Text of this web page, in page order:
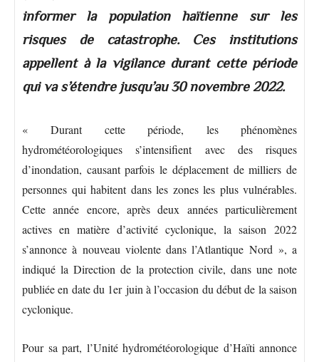
informer la population haïtienne sur les
risques de catastrophe. Ces institutions
appellent à la vigilance durant cette période
qui va s’étendre jusqu’au 30 novembre 2022.
« Durant cette période, les phénomènes
hydrométéorologiques s’intensifient avec des risques
d’inondation, causant parfois le déplacement de milliers de
personnes qui habitent dans les zones les plus vulnérables.
Cette année encore, après deux années particulièrement
actives en matière d’activité cyclonique, la saison 2022
s’annonce à nouveau violente dans l’Atlantique Nord », a
indiqué la Direction de la protection civile, dans une note
publiée en date du 1er juin à l’occasion du début de la saison
cyclonique.
Pour sa part, l’Unité hydrométéorologique d’Haïti annonce